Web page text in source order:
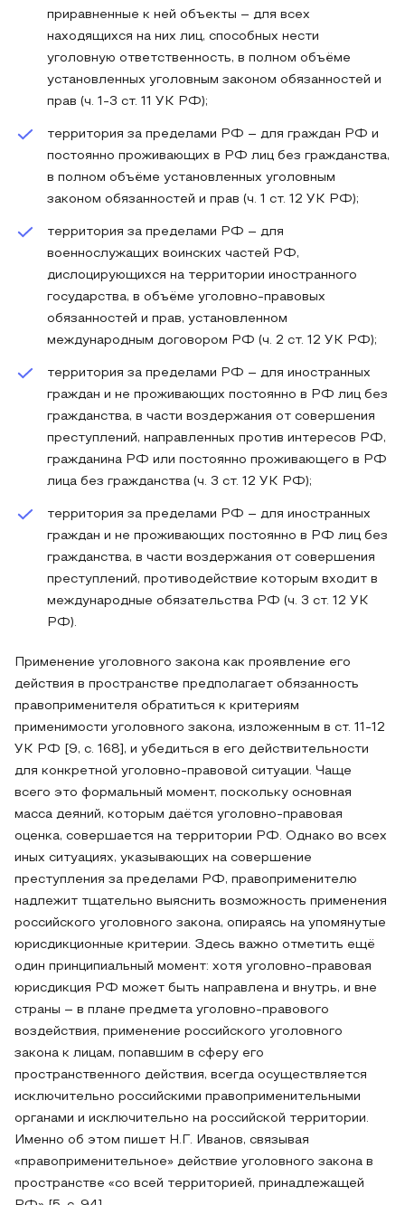
приравненные к ней объекты – для всех
находящихся на них лиц, способных нести
уголовную ответственность, в полном объёме
установленных уголовным законом обязанностей и
прав (ч. 1-3 ст. 11 УК РФ);
территория за пределами РФ – для граждан РФ и
постоянно проживающих в РФ лиц без гражданства,
в полном объёме установленных уголовным
законом обязанностей и прав (ч. 1 ст. 12 УК РФ);
территория за пределами РФ – для
военнослужащих воинских частей РФ,
дислоцирующихся на территории иностранного
государства, в объёме уголовно-правовых
обязанностей и прав, установленном
международным договором РФ (ч. 2 ст. 12 УК РФ);
территория за пределами РФ – для иностранных
граждан и не проживающих постоянно в РФ лиц без
гражданства, в части воздержания от совершения
преступлений, направленных против интересов РФ,
гражданина РФ или постоянно проживающего в РФ
лица без гражданства (ч. 3 ст. 12 УК РФ);
территория за пределами РФ – для иностранных
граждан и не проживающих постоянно в РФ лиц без
гражданства, в части воздержания от совершения
преступлений, противодействие которым входит в
международные обязательства РФ (ч. 3 ст. 12 УК
РФ).
Применение уголовного закона как проявление его
действия в пространстве предполагает обязанность
правоприменителя обратиться к критериям
применимости уголовного закона, изложенным в ст. 11-12
УК РФ [9, с. 168], и убедиться в его действительности
для конкретной уголовно-правовой ситуации. Чаще
всего это формальный момент, поскольку основная
масса деяний, которым даётся уголовно-правовая
оценка, совершается на территории РФ. Однако во всех
иных ситуациях, указывающих на совершение
преступления за пределами РФ, правоприменителю
надлежит тщательно выяснить возможность применения
российского уголовного закона, опираясь на упомянутые
юрисдикционные критерии. Здесь важно отметить ещё
один принципиальный момент: хотя уголовно-правовая
юрисдикция РФ может быть направлена и внутрь, и вне
страны – в плане предмета уголовно-правового
воздействия, применение российского уголовного
закона к лицам, попавшим в сферу его
пространственного действия, всегда осуществляется
исключительно российскими правоприменительными
органами и исключительно на российской территории.
Именно об этом пишет Н.Г. Иванов, связывая
«правоприменительное» действие уголовного закона в
пространстве «со всей территорией, принадлежащей